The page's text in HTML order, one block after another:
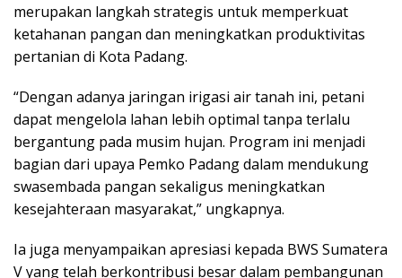
merupakan langkah strategis untuk memperkuat
ketahanan pangan dan meningkatkan produktivitas
pertanian di Kota Padang.
“Dengan adanya jaringan irigasi air tanah ini, petani
dapat mengelola lahan lebih optimal tanpa terlalu
bergantung pada musim hujan. Program ini menjadi
bagian dari upaya Pemko Padang dalam mendukung
swasembada pangan sekaligus meningkatkan
kesejahteraan masyarakat,” ungkapnya.
Ia juga menyampaikan apresiasi kepada BWS Sumatera
V yang telah berkontribusi besar dalam pembangunan